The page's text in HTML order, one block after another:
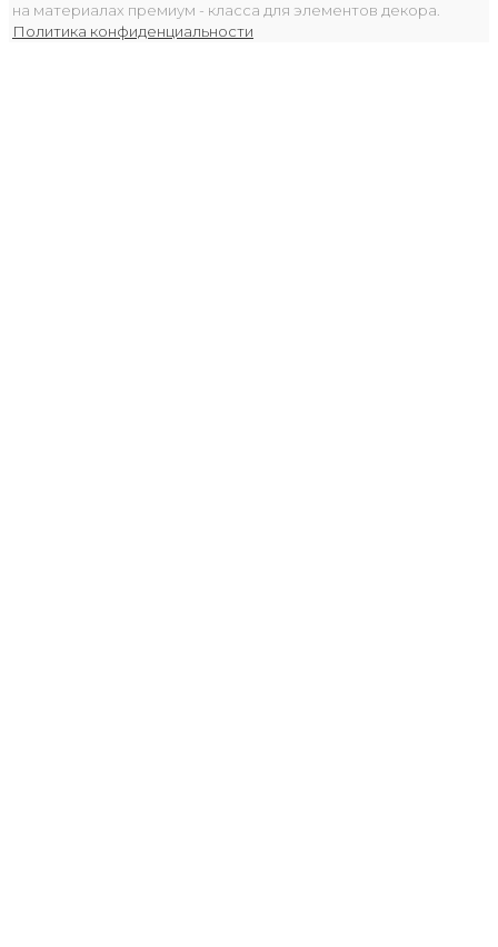
на материалах премиум - класса для элементов декора.
Политика конфиденциальности